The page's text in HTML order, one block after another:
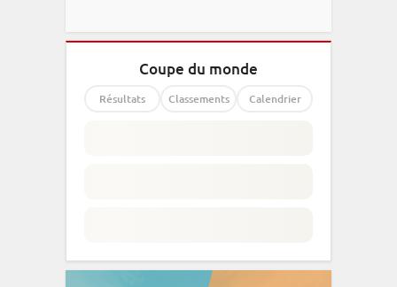
Coupe du monde
Résultats Classements Calendrier